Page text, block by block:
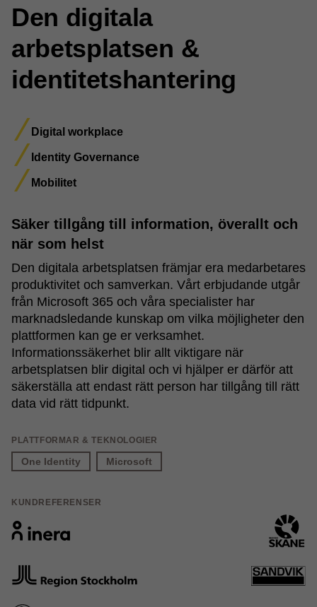
Den digitala
arbetsplatsen &
identitetshantering
Digital workplace
Identity Governance
Mobilitet
Säker tillgång till information, överallt och
när som helst
Den digitala arbetsplatsen främjar era medarbetares
produktivitet och samverkan. Vårt erbjudande utgår
från Microsoft 365 och våra specialister har
marknadsledande kunskap om vilka möjligheter den
plattformen kan ge er verksamhet.
Informationssäkerhet blir allt viktigare när
arbetsplatsen blir digital och vi hjälper er därför att
säkerställa att endast rätt person har tillgång till rätt
data vid rätt tidpunkt.
PLATTFORMAR & TEKNOLOGIER
One Identity Microsoft
KUNDREFERENSER